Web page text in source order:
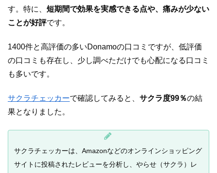
す。特に、 短期間で効果を実感できる点や、痛みが少ない
ことが好評です。
1400件と高評価の多いDonamoの口コミですが、低評価
の口コミも存在し、少し調べただけでも心配になる口コミ
も多いです。
サクラチェッカーで確認してみると、 サクラ度99％の結
果となりました。
サクラチェッカーは、Amazonなどのオンラインショッピング
サイトに投稿されたレビューを分析し、やらせ（サクラ）レ